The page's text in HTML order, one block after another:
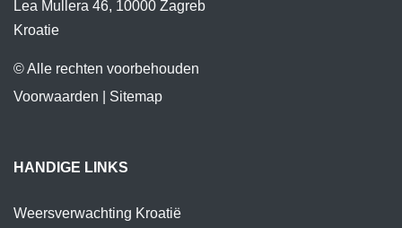
Lea Mullera 46, 10000 Zagreb
Kroatie
© Alle rechten voorbehouden
Voorwaarden
Sitemap
HANDIGE LINKS
Weersverwachting Kroatië